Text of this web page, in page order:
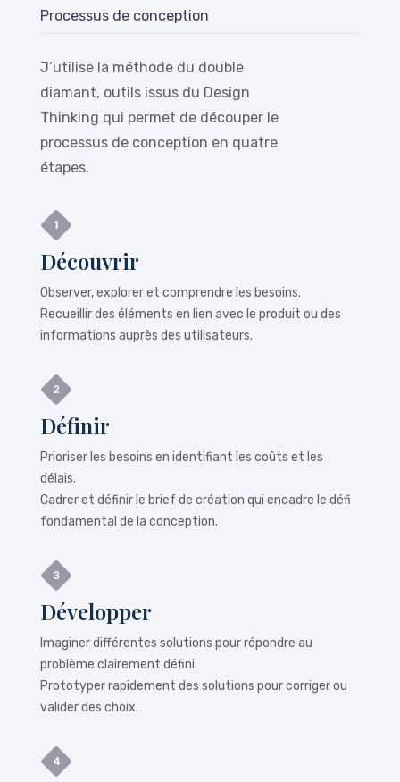
Processus de conception
J’utilise la méthode du double
diamant, outils issus du Design
Thinking qui permet de découper le
processus de conception en quatre
étapes.
Découvrir
Observer, explorer et comprendre les besoins.
Recueillir des éléments en lien avec le produit ou des
informations auprès des utilisateurs.
Définir
Prioriser les besoins en identifiant les coûts et les
délais.
Cadrer et définir le brief de création qui encadre le défi
fondamental de la conception.
Développer
Imaginer différentes solutions pour répondre au
problème clairement défini.
Prototyper rapidement des solutions pour corriger ou
valider des choix.